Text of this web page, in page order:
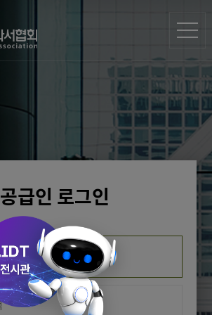
공급인 로그인